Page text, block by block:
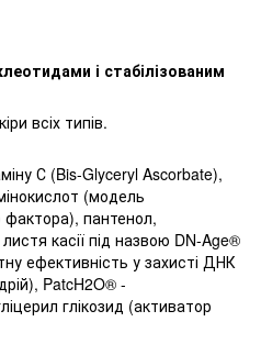
і стабілізованим
всіх типів.
С (Bis-Glyceryl Ascorbate),
(модель
пантенол,
касії під назвою DN-Age®
ефективність у захисті ДНК
PatcH2O® -
глікозид (активатор